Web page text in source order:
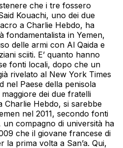
che i tre fossero
Kouachi, uno dei due
a Charlie Hebdo, ha
fondamentalista in Yemen,
delle armi con Al Qaida e
sciiti. E’ quanto hanno
fonti locali, dopo che un
rivelato al New York Times
nel Paese della penisola
dei due fratelli
Charlie Hebdo, si sarebbe
nel 2011, secondo fonti
un compagno di università ha
che il giovane francese di
la prima volta a San’a. Qui,